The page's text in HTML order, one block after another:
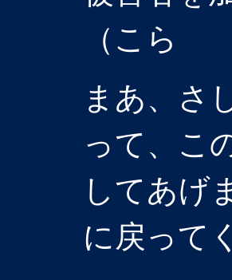
（こら
まあ、さ
って、こ
してあげ
に戻って